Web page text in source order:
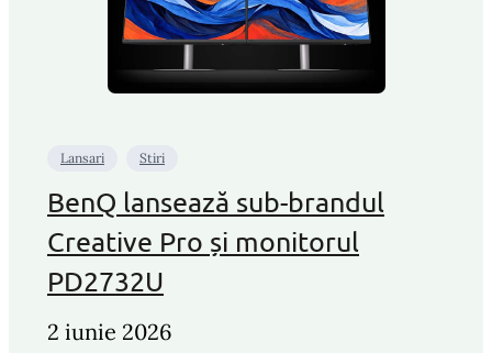
Lansari Stiri
BenQ lansează sub-brandul
Creative Pro și monitorul
PD2732U
2 iunie 2026